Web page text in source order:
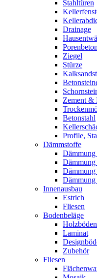
Stahltüren
Drainage
Ziegel
Stürze
Zement &
Betonstahl
Profile,
Dämmstoffe
Dämmung
Dämmung
Innenausbau
Estrich
Fliesen
Bodenbeläge
Laminat
Zubehör
Fliesen